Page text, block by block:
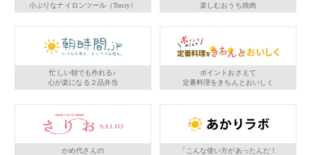
小ぶりなナイロンツール（Toory）
楽しむおうち焼肉
忙しい朝でも作れる♪
心が楽になる２品弁当
ポイントおさえて
定番料理をきちんとおいしく
かめ代さんの
「こんな使い方があったんだ！